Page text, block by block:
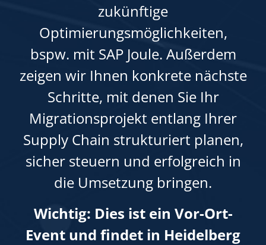
zukünftige
Optimierungsmöglichkeiten,
bspw. mit SAP Joule. Außerdem
zeigen wir Ihnen konkrete nächste
Schritte, mit denen Sie Ihr
Migrationsprojekt entlang Ihrer
Supply Chain strukturiert planen,
sicher steuern und erfolgreich in
die Umsetzung bringen.
Wichtig: Dies ist ein Vor-Ort-
Event und findet in Heidelberg